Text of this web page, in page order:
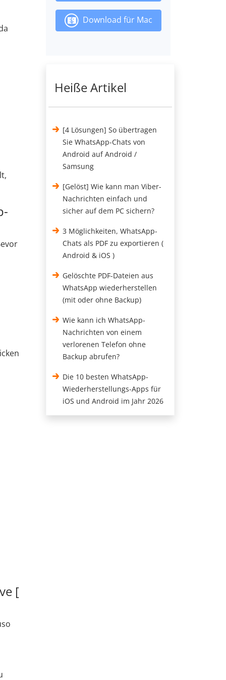
[
Download für Mac
Heiße Artikel
[4 Lösungen] So übertragen
Sie WhatsApp-Chats von
Android auf Android /
Samsung
[Gelöst] Wie kann man Viber-
Nachrichten einfach und
sicher auf dem PC sichern?
3 Möglichkeiten, WhatsApp-
Chats als PDF zu exportieren (
Android & iOS )
Gelöschte PDF-Dateien aus
WhatsApp wiederherstellen
(mit oder ohne Backup)
Wie kann ich WhatsApp-
Nachrichten von einem
verlorenen Telefon ohne
Backup abrufen?
Die 10 besten WhatsApp-
Wiederherstellungs-Apps für
iOS und Android im Jahr 2026